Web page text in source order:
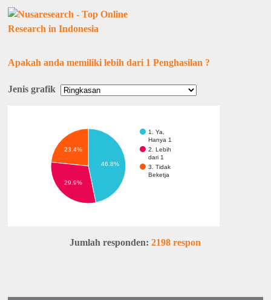
Apakah anda memiliki lebih dari 1 Penghasilan ?
Jenis grafik
1. Ya,
Hanya 1
2. Lebih
dari 1
3. Tidak
Beketja
46.8%
23.4%
29.9%
Jumlah responden:2198 respon